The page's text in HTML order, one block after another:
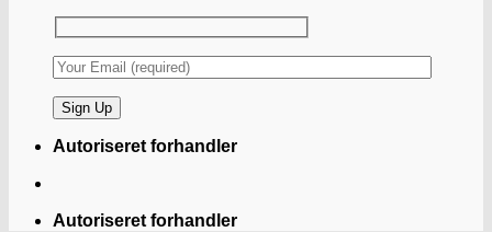
Autoriseret forhandler
Autoriseret forhandler